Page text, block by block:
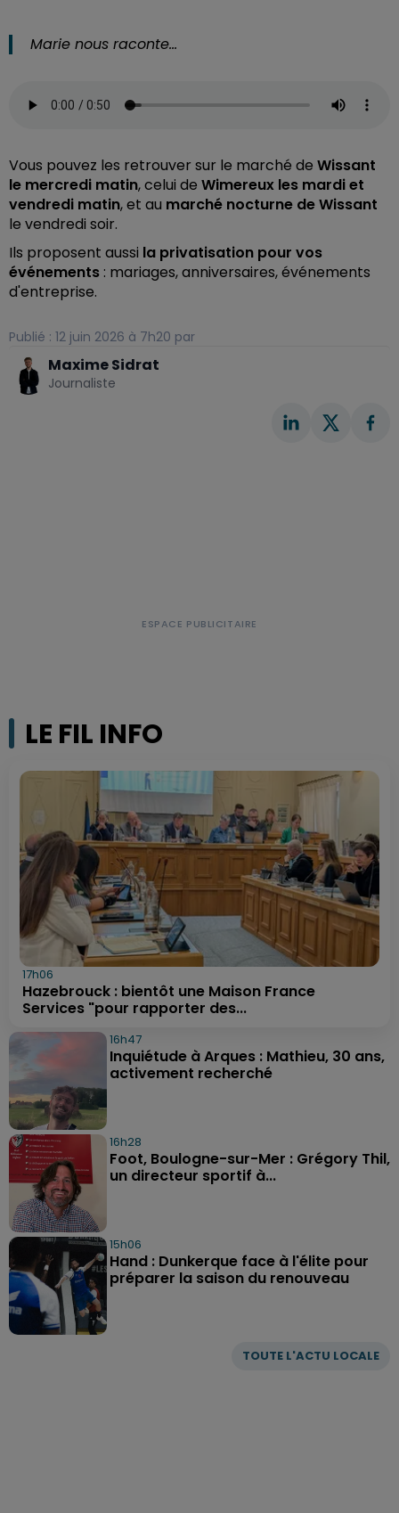
Marie nous raconte…
Vous pouvez les retrouver sur le marché de Wissant
le mercredi matin, celui de Wimereux les mardi et
vendredi matin, et au marché nocturne de Wissant
le vendredi soir.
Ils proposent aussi la privatisation pour vos
événements : mariages, anniversaires, événements
d'entreprise.
Publié : 12 juin 2026 à 7h20 par
Maxime Sidrat
Journaliste
LE FIL INFO
TOUTE L'ACTU LOCALE
17h06
Hazebrouck : bientôt une Maison France
Services "pour rapporter des...
16h47
Inquiétude à Arques : Mathieu, 30 ans,
activement recherché
16h28
Foot, Boulogne-sur-Mer : Grégory Thil,
un directeur sportif à...
15h06
Hand : Dunkerque face à l'élite pour
préparer la saison du renouveau